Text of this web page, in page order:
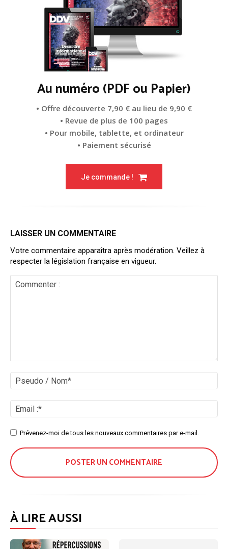
Au numéro (PDF ou Papier)
• Offre découverte 7,90 € au lieu de 9,90 €
• Revue de plus de 100 pages
• Pour mobile, tablette, et ordinateur
• Paiement sécurisé
Je commande !
LAISSER UN COMMENTAIRE
Votre commentaire apparaîtra après modération. Veillez à
respecter la législation française en vigueur.
/
:*
SitePrévenez-moi de tous les nouveaux commentaires par e-mail.
À LIRE AUSSI